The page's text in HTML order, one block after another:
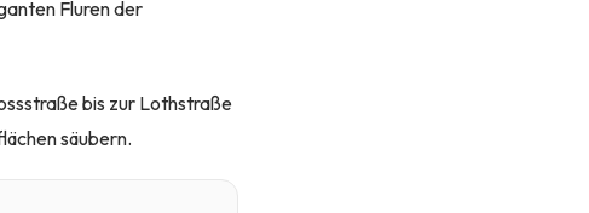
Fluren der
bis zur Lothstraße
säubern.